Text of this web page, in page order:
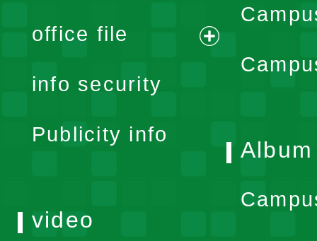
office file
expand
info security
Publicity info
Album
video